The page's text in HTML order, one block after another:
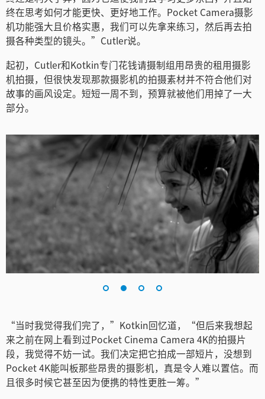
Singapore
South Africa
Spain
Sweden
Turkey
UAE
Ukraine
United Kingdom
United States
终在思考如何才能更快、更好地工作。Pocket Camera摄影
机功能强大且价格实惠，我们可以先拿来练习，然后再去拍
摄各种类型的镜头。”Cutler说。
起初，Cutler和Kotkin专门花钱请摄制组用昂贵的租用摄影
机拍摄，但很快发现那款摄影机的拍摄素材并不符合他们对
故事的画风设定。短短一周不到，预算就被他们用掉了一大
部分。
“当时我觉得我们完了，”Kotkin回忆道，“但后来我想起
来之前在网上看到过Pocket Cinema Camera 4K的拍摄片
段，我觉得不妨一试。我们决定把它拍成一部短片，没想到
Pocket 4K能叫板那些昂贵的摄影机，真是令人难以置信。而
且很多时候它甚至因为便携的特性更胜一筹。”